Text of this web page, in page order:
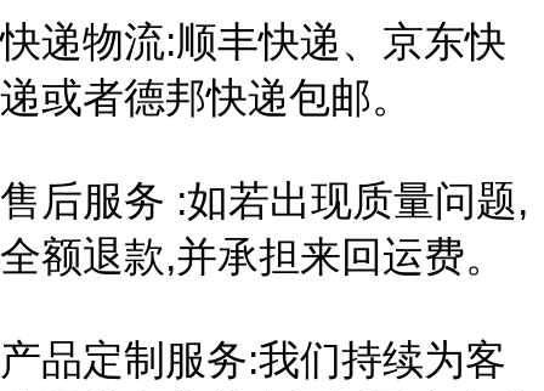
快递物流:顺丰快递、京东快
递或者德邦快递包邮。
售后服务 :如若出现质量问题,
全额退款,并承担来回运费。
产品定制服务:我们持续为客